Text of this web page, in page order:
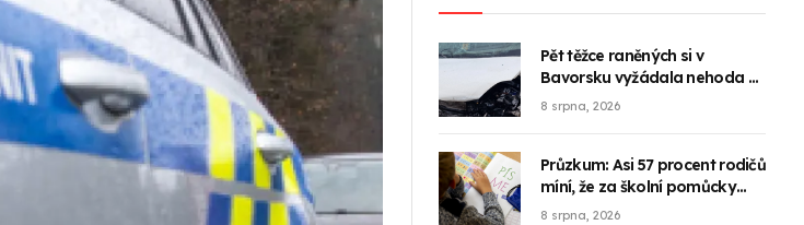
Pět těžce raněných si v
Bavorsku vyžádala nehoda se
dvěma českými řidiči
8 srpna, 2026
Průzkum: Asi 57 procent rodičů
míní, že za školní pomůcky
zaplatí víc než loni
8 srpna, 2026